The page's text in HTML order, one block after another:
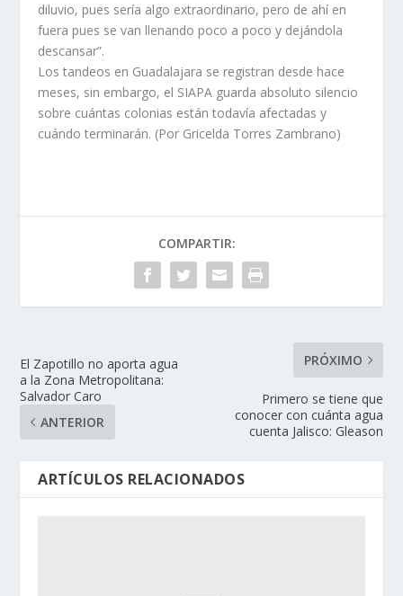
diluvio, pues sería algo extraordinario, pero de ahí en
fuera pues se van llenando poco a poco y dejándola
descansar”.
Los tandeos en Guadalajara se registran desde hace
meses, sin embargo, el SIAPA guarda absoluto silencio
sobre cuántas colonias están todavía afectadas y
cuándo terminarán. (Por Gricelda Torres Zambrano)
COMPARTIR:
El Zapotillo no aporta agua
a la Zona Metropolitana:
Salvador Caro
ANTERIOR
PRÓXIMO
Primero se tiene que
conocer con cuánta agua
cuenta Jalisco: Gleason
ARTÍCULOS RELACIONADOS